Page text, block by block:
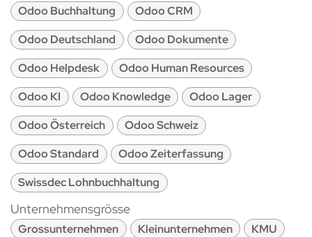
Odoo Buchhaltung
Odoo CRM
Odoo Deutschland
Odoo Dokumente
Odoo Helpdesk
Odoo Human Resources
Odoo KI
Odoo Knowledge
Odoo Lager
Odoo Österreich
Odoo Schweiz
Odoo Standard
Odoo Zeiterfassung
Swissdec Lohnbuchhaltung
Unternehmensgrösse
Grossunternehmen Kleinunternehmen KMU